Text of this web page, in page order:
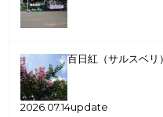
百日紅（サルスベリ
2026.07.14update